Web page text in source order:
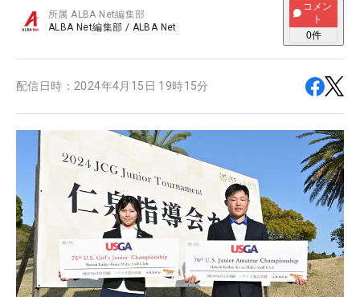
所属ALBA Net編集部
ALBA Net編集部 / ALBA Net
コメン
ト
0件
配信日時： 2024年4月15日 19時15分